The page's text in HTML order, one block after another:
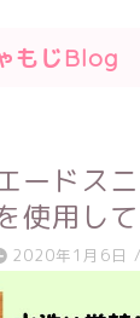
もじBlog
ードス
使用し
2020年1月6日 /